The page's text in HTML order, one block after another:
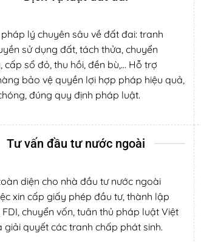
pháp lý chuyên sâu về đất đai: tranh
sử dụng đất, tách thửa, chuyển
cấp sổ đỏ, thu hồi, đền bù,… Hỗ trợ
bảo vệ quyền lợi hợp pháp hiệu quả,
đúng quy định pháp luật.
Tư vấn đầu tư nước ngoài
diện cho nhà đầu tư nước ngoài
xin cấp giấy phép đầu tư, thành lập
chuyển vốn, tuân thủ pháp luật Việt
giải quyết các tranh chấp phát sinh.